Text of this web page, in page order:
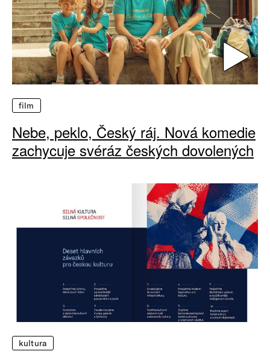
film
Nebe, peklo, Český ráj. Nová komedie
zachycuje svéráz českých dovolených
kultura